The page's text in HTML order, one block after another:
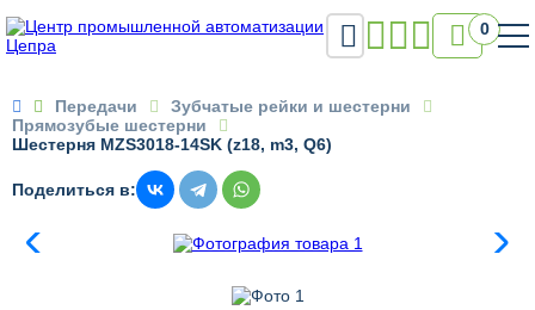
 0
 Передачи
Зубчатые рейки и шестерни
Прямозубые шестерни
Шестерня MZS3018-14SK (z18, m3, Q6)
Поделиться в: